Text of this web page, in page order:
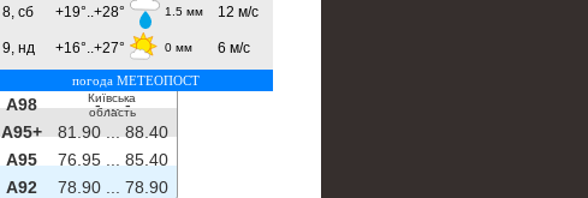
8, сб +19°..+28° 1.5 мм 12 м/с
9, нд +16°..+27° 0 мм 6 м/с
погода МЕТЕОПОСТ
Київська
область
A98 - ...-
A95+
81.90 ...
88.40
A95
76.95 ...
85.40
A92
78.90 ...
78.90